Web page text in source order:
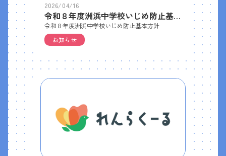
2026/04/16
令和８年度洲浜中学校いじめ防止基本方針
令和８年度洲浜中学校いじめ防止基本方針
お知らせ